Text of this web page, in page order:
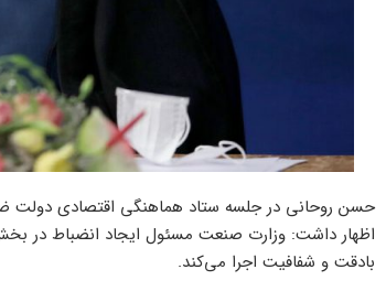
حسن روحانی در جلسه ستاد هماهنگی اقتصادی دولت
اظهار داشت: وزارت صنعت مسئول ایجاد انضباط در
بادقت و شفافیت اجرا می‌کند.